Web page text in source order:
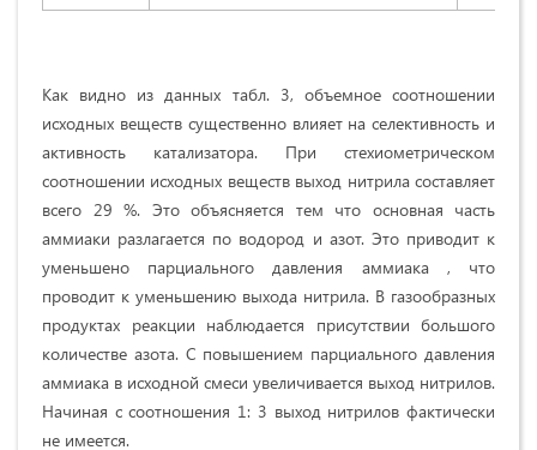
Как видно из данных табл. 3, объемное соотношении
исходных веществ существенно влияет на селективность и
активность катализатора. При стехиометрическом
соотношении исходных веществ выход нитрила составляет
всего 29 %. Это объясняется тем что основная часть
аммиаки разлагается по водород и азот. Это приводит к
уменьшено парциального давления аммиака , что
проводит к уменьшению выхода нитрила. В газообразных
продуктах реакции наблюдается присутствии большого
количестве азота. С повышением парциального давления
аммиака в исходной смеси увеличивается выход нитрилов.
Начиная с соотношения 1: 3 выход нитрилов фактически
не имеется.